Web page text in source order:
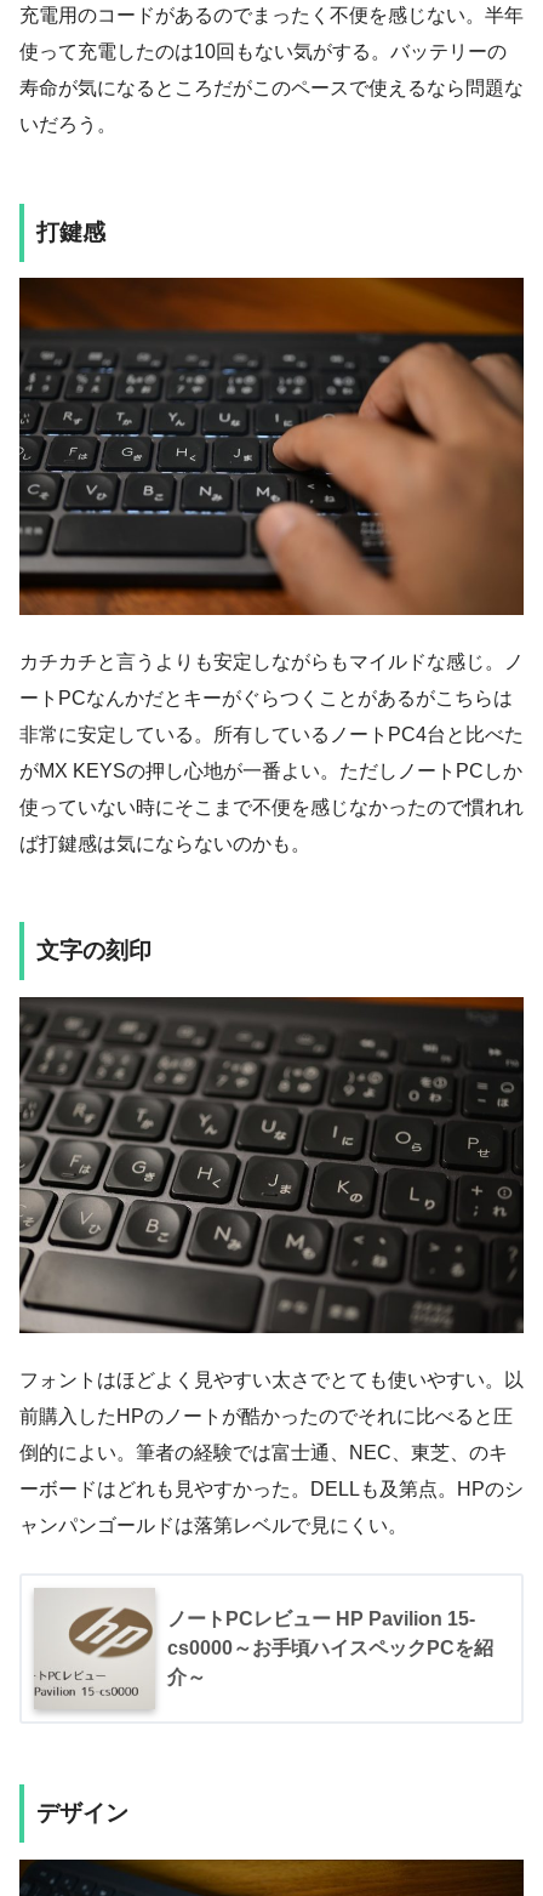
充電用のコードがあるのでまったく不便を感じない。半年
使って充電したのは10回もない気がする。バッテリーの
寿命が気になるところだがこのペースで使えるなら問題な
いだろう。
打鍵感
カチカチと言うよりも安定しながらもマイルドな感じ。ノ
ートPCなんかだとキーがぐらつくことがあるがこちらは
非常に安定している。所有しているノートPC4台と比べた
がMX KEYSの押し心地が一番よい。ただしノートPCしか
使っていない時にそこまで不便を感じなかったので慣れれ
ば打鍵感は気にならないのかも。
文字の刻印
フォントはほどよく見やすい太さでとても使いやすい。以
前購入したHPのノートが酷かったのでそれに比べると圧
倒的によい。筆者の経験では富士通、NEC、東芝、のキ
ーボードはどれも見やすかった。DELLも及第点。HPのシ
ャンパンゴールドは落第レベルで見にくい。
ノートPCレビュー HP Pavilion 15-
cs0000～お手頃ハイスペックPCを紹
介～
デザイン